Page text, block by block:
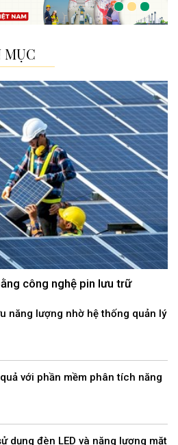
MỤC
công nghệ pin lưu trữ
năng lượng nhờ hệ thống quản lý
với phần mềm phân tích năng
dụng đèn LED và năng lượng mặt